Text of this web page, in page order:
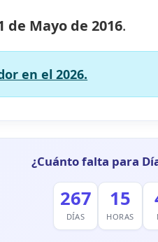
de Mayo de 2016.
en el 2026.
¿Cuánto falta para
267
DÍAS
15
HORAS